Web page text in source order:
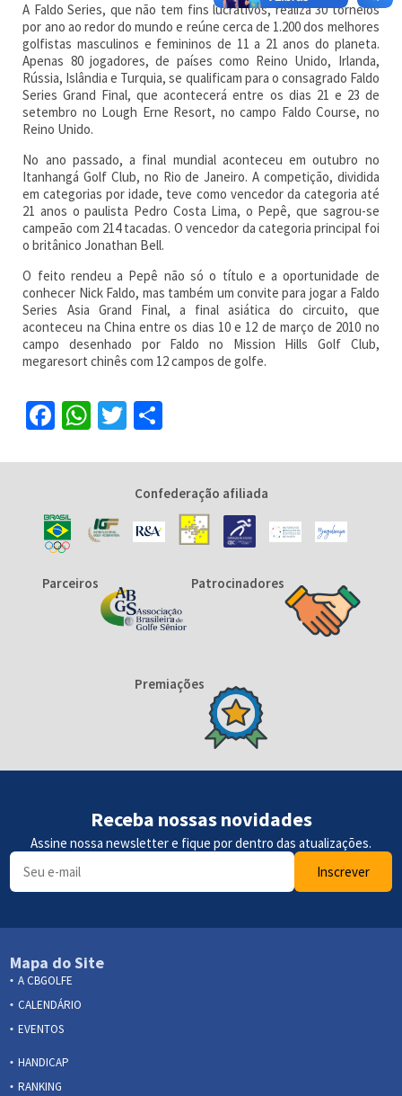
A Faldo Series, que não tem fins lucrativos, realiza 30 torneios
por ano ao redor do mundo e reúne cerca de 1.200 dos melhores
golfistas masculinos e femininos de 11 a 21 anos do planeta.
Apenas 80 jogadores, de países como Reino Unido, Irlanda,
Rússia, Islândia e Turquia, se qualificam para o consagrado Faldo
Series Grand Final, que acontecerá entre os dias 21 e 23 de
setembro no Lough Erne Resort, no campo Faldo Course, no
Reino Unido.
No ano passado, a final mundial aconteceu em outubro no
Itanhangá Golf Club, no Rio de Janeiro. A competição, dividida
em categorias por idade, teve como vencedor da categoria até
21 anos o paulista Pedro Costa Lima, o Pepê, que sagrou-se
campeão com 214 tacadas. O vencedor da categoria principal foi
o britânico Jonathan Bell.
O feito rendeu a Pepê não só o título e a oportunidade de
conhecer Nick Faldo, mas também um convite para jogar a Faldo
Series Asia Grand Final, a final asiática do circuito, que
aconteceu na China entre os dias 10 e 12 de março de 2010 no
campo desenhado por Faldo no Mission Hills Golf Club,
megaresort chinês com 12 campos de golfe.
Facebook
WhatsApp
Twitter
Confederação afiliada
Parceiros Patrocinadores
Premiações
Receba nossas novidades
Assine nossa newsletter e fique por dentro das atualizações.
Inscrever
Mapa do Site
A CBGOLFE
CALENDÁRIO
EVENTOS
HANDICAP
RANKING